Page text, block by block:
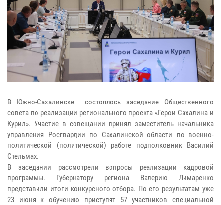
В Южно-Сахалинске состоялось заседание Общественного
совета по реализации регионального проекта «Герои Сахалина и
Курил». Участие в совещании принял заместитель начальника
управления Росгвардии по Сахалинской области по военно-
политической (политической) работе подполковник Василий
Стельмах.
В заседании рассмотрели вопросы реализации кадровой
программы. Губернатору региона Валерию Лимаренко
представили итоги конкурсного отбора. По его результатам уже
23 июня к обучению приступят 57 участников специальной